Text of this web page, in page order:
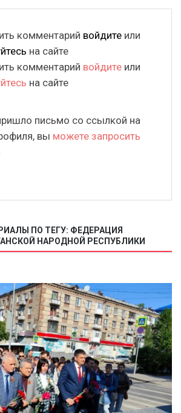
комментарий войдите или
на сайте
комментарий войдите или
на сайте
письмо со ссылкой на
вы можете запросить
ПО ТЕГУ: ФЕДЕРАЦИЯ
НАРОДНОЙ РЕСПУБЛИКИ